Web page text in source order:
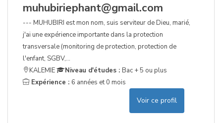
muhubiriephant@gmail.com
--- MUHUBIRI est mon nom, suis serviteur de Dieu, marié,
j'ai une expérience importante dans la protection
transversale (monitoring de protection, protection de
l'enfant, SGBV,...
KALEMIE
Niveau d'études : Bac + 5 ou plus
Expérience : 6 années et 0 mois
Voir ce profil